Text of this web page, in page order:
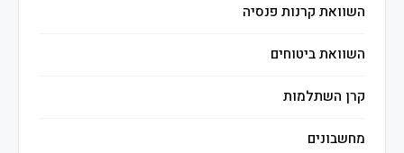
השוואת קרנות פנסיה
השוואת ביטוחים
קרן השתלמות
מחשבונים